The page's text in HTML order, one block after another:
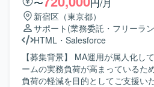
るための運用パートナーとして伴
す。
Googleスプレッドシートで管理し
者へのヒアリングを実施し、サイ
ていただきます。 【求める人物像】 フロントエンドおよび
バックエンドの実装を一人称で推
して主体的に動いていただける
ト運用を行いながら、環境整備や
向きに取り組んでいただける方が望まし
新宿区（東京都）
サポート (業務委託・フリーラ
HTML ・ Salesforce
【募集背景】 MA運用が属人化し
ームの実務負荷が高まっているた
負荷の軽減を目的としてご支援いただき